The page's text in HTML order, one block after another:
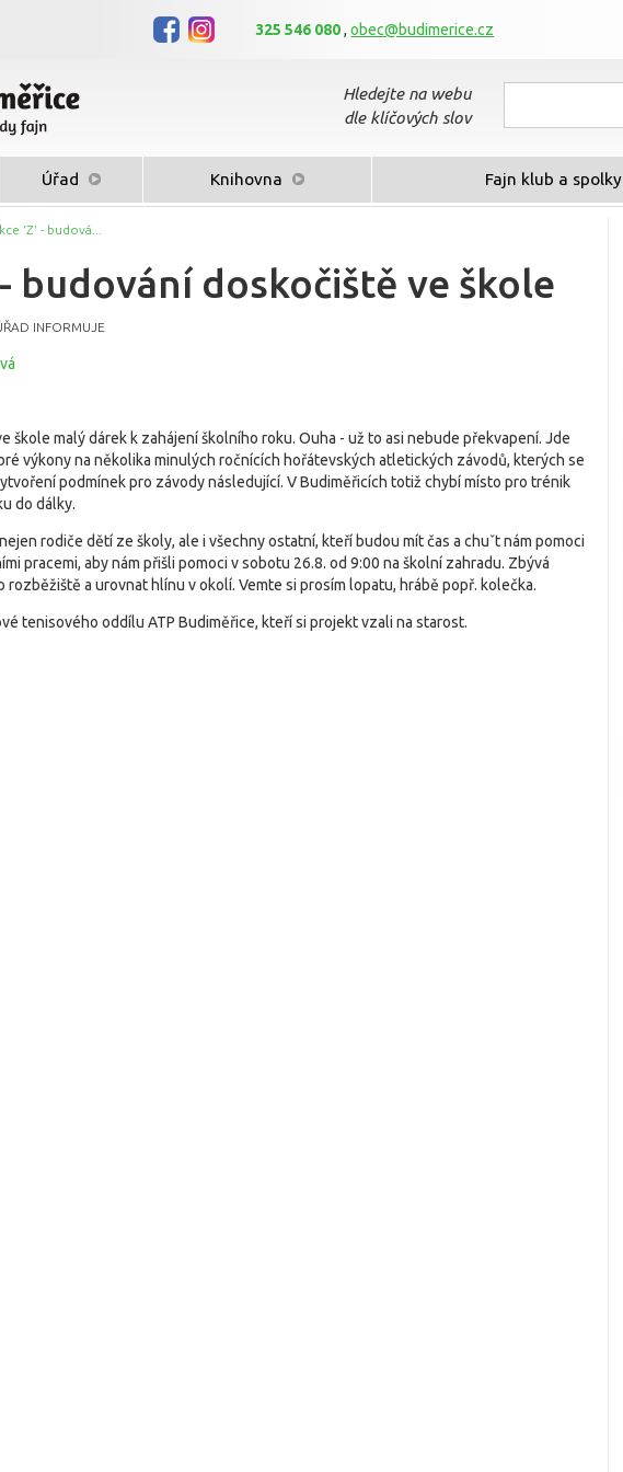
325 546 080,obec@budimerice.cz
Hledejte na webu
dle klíčových slov
Úřad Knihovna Fajn klub a spolky
'Z' - budová...
budování doskočiště ve škole
INFORMUJE
škole malý dárek k zahájení školního roku. Ouha - už to asi nebude překvapení. Jde
výkony na několika minulých ročnících hořátevských atletických závodů, kterých se
podmínek pro závody následující. V Budiměřicích totiž chybí místo pro trénik
do dálky.
rodiče dětí ze školy, ale i všechny ostatní, kteří budou mít čas a chuˇt nám pomoci
pracemi, aby nám přišli pomoci v sobotu 26.8. od 9:00 na školní zahradu. Zbývá
rozběžiště a urovnat hlínu v okolí. Vemte si prosím lopatu, hrábě popř. kolečka.
tenisového oddílu ATP Budiměřice, kteří si projekt vzali na starost.